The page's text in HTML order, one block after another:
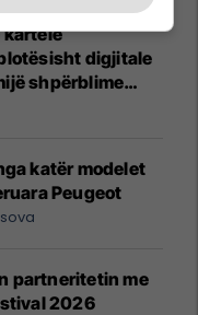
kartelë
digjitale
shpërblime
katër modelet
Peugeot
partneritetin me
2026